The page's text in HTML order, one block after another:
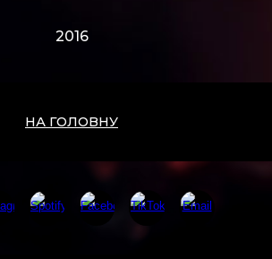
2016
НА ГОЛОВНУ